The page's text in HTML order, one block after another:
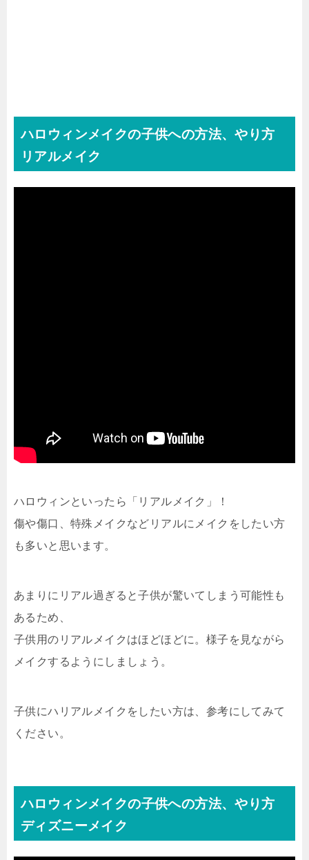
ハロウィンメイクの子供への方法、やり方
リアルメイク
ハロウィンといったら「リアルメイク」！
傷や傷口、特殊メイクなどリアルにメイクをしたい方
も多いと思います。
あまりにリアル過ぎると子供が驚いてしまう可能性も
あるため、
子供用のリアルメイクはほどほどに。様子を見ながら
メイクするようにしましょう。
子供にハリアルメイクをしたい方は、参考にしてみて
ください。
ハロウィンメイクの子供への方法、やり方
ディズニーメイク